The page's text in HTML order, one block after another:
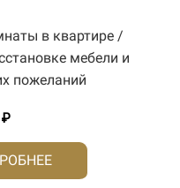
в квартире /
мебели и
пожеланий
₽